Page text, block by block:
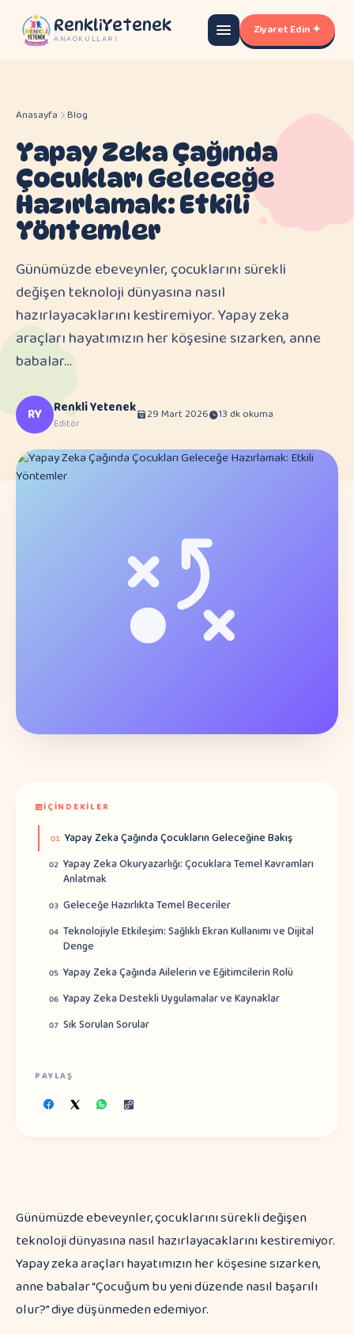
RenkliYetenek
ANAOKULLARI
Ziyaret Edin ✦
Anasayfa Blog
Yapay Zeka Çağında
Çocukları Geleceğe
Hazırlamak: Etkili
Yöntemler
Günümüzde ebeveynler, çocuklarını sürekli
değişen teknoloji dünyasına nasıl
hazırlayacaklarını kestiremiyor. Yapay zeka
araçları hayatımızın her köşesine sızarken, anne
babalar…
RY Renkli Yetenek
Editör
29 Mart 2026 13 dk okuma
İÇINDEKILER
01 Yapay Zeka Çağında Çocukların Geleceğine Bakış
02 Yapay Zeka Okuryazarlığı: Çocuklara Temel Kavramları
Anlatmak
03 Geleceğe Hazırlıkta Temel Beceriler
04 Teknolojiyle Etkileşim: Sağlıklı Ekran Kullanımı ve Dijital
Denge
05 Yapay Zeka Çağında Ailelerin ve Eğitimcilerin Rolü
06 Yapay Zeka Destekli Uygulamalar ve Kaynaklar
07 Sık Sorulan Sorular
PAYLAŞ
Günümüzde ebeveynler, çocuklarını sürekli değişen
teknoloji dünyasına nasıl hazırlayacaklarını kestiremiyor.
Yapay zeka araçları hayatımızın her köşesine sızarken,
anne babalar “Çocuğum bu yeni düzende nasıl başarılı
olur?” diye düşünmeden edemiyor.